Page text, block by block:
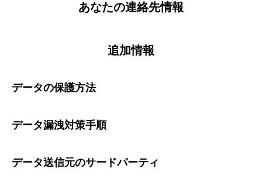
あなたの連絡先情報
追加情報
データの保護方法
データ漏洩対策手順
データ送信元のサードパーティ